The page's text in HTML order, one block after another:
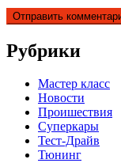
Рубрики
Мастер класс
Новости
Проишествия
Суперкары
Тест-Драйв
Тюнинг